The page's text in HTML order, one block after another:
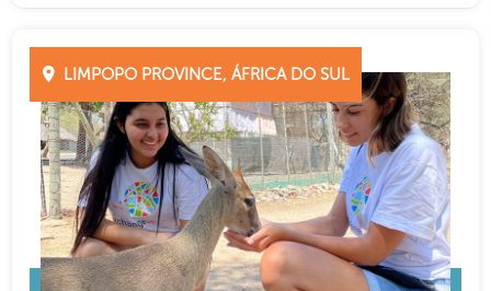
LIMPOPO PROVINCE, ÁFRICA DO SUL